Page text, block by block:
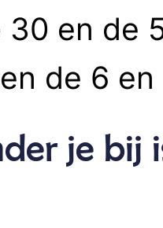
30 en de
de 6 en
je bij